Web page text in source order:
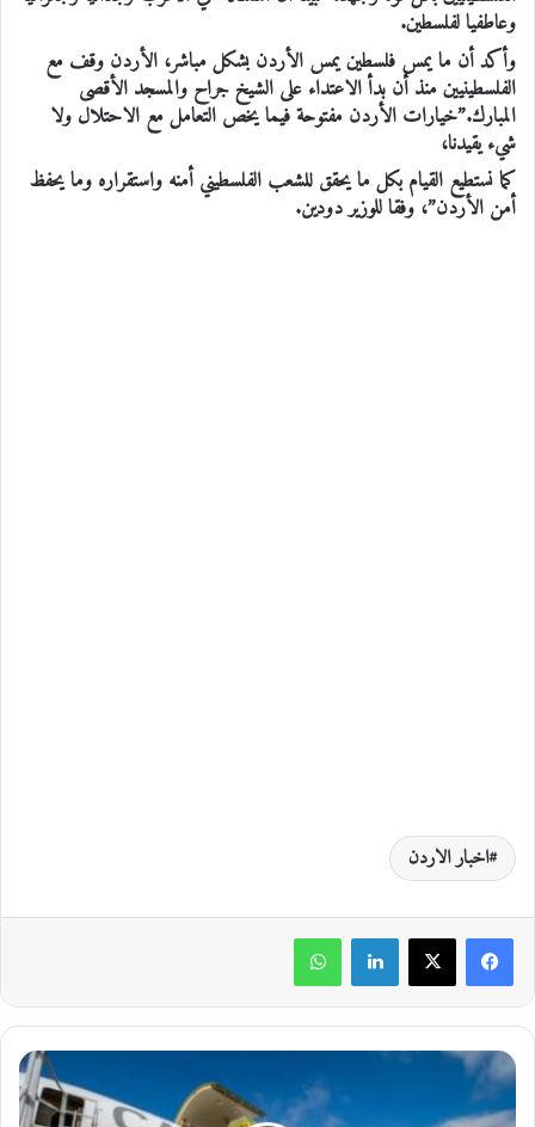
وعاطفيا لفلسطين.
وأكد أن ما يمس فلسطين يمس الأردن بشكل مباشر، الأردن وقف مع
الفلسطينيين منذ أن بدأ الاعتداء على الشيخ جراح والمسجد الأقصى
المبارك.”خيارات الأردن مفتوحة فيما يخص التعامل مع الاحتلال ولا
شيء يقيدنا،
كما نستطيع القيام بكل ما يحقق للشعب الفلسطيني أمنه واستقراره وما يحفظ
أمن الأردن”، وفقا للوزير دودين.
اخبار الاردن
ا
ل
أ